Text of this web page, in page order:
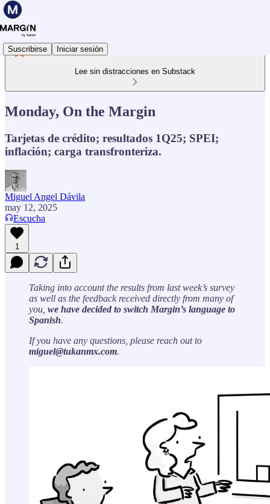
Suscribirse Iniciar sesión
Lee sin distracciones en Substack
Monday, On the Margin
Tarjetas de crédito; resultados 1Q25; SPEI;
inflación; carga transfronteriza.
Miguel Angel Dávila
may 12, 2025
Escucha
1
Taking into account the results from last week’s survey
as well as the feedback received directly from many of
you, we have decided to switch Margin’s language to
Spanish.
If you have any questions, please reach out to
miguel@tukanmx.com.